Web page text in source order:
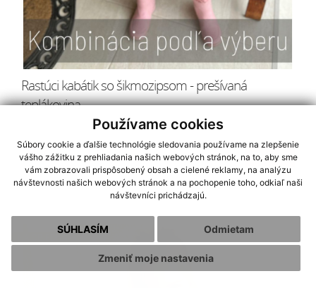
Používame cookies
Súbory cookie a ďalšie technológie sledovania používame na zlepšenie
vášho zážitku z prehliadania našich webových stránok, na to, aby sme
vám zobrazovali prispôsobený obsah a cielené reklamy, na analýzu
návštevnosti našich webových stránok a na pochopenie toho, odkiaľ naši
návštevníci prichádzajú.
SÚHLASÍM Odmietam
Zmeniť moje nastavenia
Rastúci kabátik so šikmozipsom - prešívaná
teplákovina
Kúpiť
36.00 € - 50.00 €